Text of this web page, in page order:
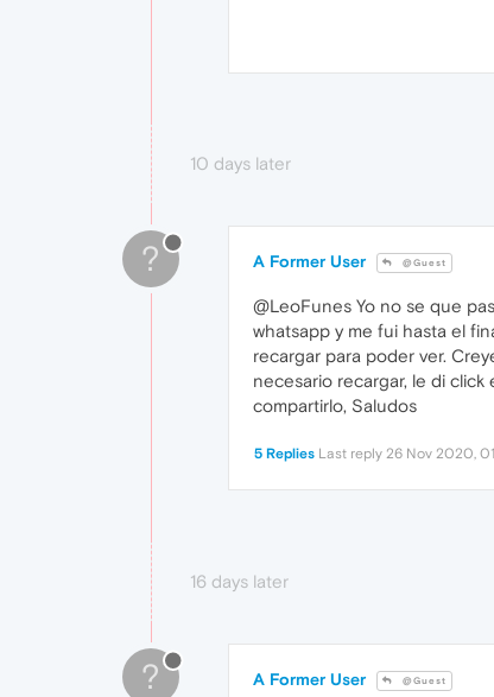
10 days later
? A Former User @Guest
@LeoFunes Yo no se que
whatsapp y me fui hasta el
recargar para poder ver.
necesario recargar, le di
compartirlo, Saludos
5 Replies Last reply 26 Nov 2020,
16 days later
? A Former User @Guest